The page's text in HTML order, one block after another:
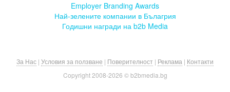
Employer Branding Awards
Най-зелените компании в Бълагрия
Годишни награди на b2b Media
За Нас | Условия за ползване | Поверителност | Реклама | Контакти
Copyright 2008-2026 © b2bmedia.bg